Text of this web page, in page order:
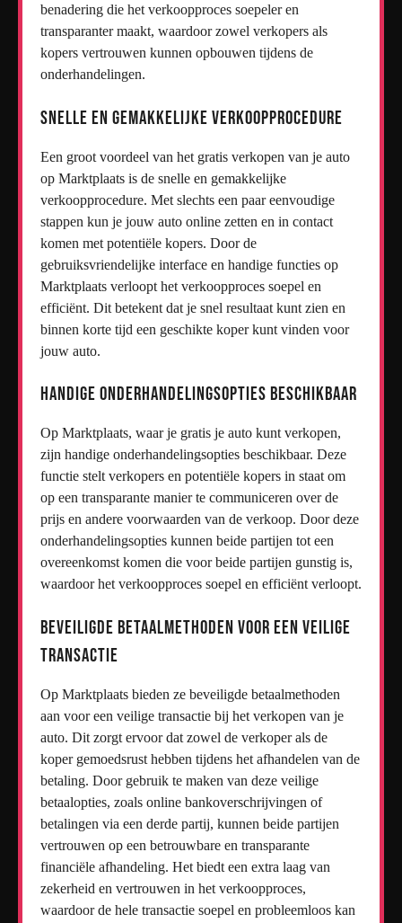
benadering die het verkoopproces soepeler en
transparanter maakt, waardoor zowel verkopers als
kopers vertrouwen kunnen opbouwen tijdens de
onderhandelingen.
Snelle en gemakkelijke verkoopprocedure
Een groot voordeel van het gratis verkopen van je auto
op Marktplaats is de snelle en gemakkelijke
verkoopprocedure. Met slechts een paar eenvoudige
stappen kun je jouw auto online zetten en in contact
komen met potentiële kopers. Door de
gebruiksvriendelijke interface en handige functies op
Marktplaats verloopt het verkoopproces soepel en
efficiënt. Dit betekent dat je snel resultaat kunt zien en
binnen korte tijd een geschikte koper kunt vinden voor
jouw auto.
Handige onderhandelingsopties beschikbaar
Op Marktplaats, waar je gratis je auto kunt verkopen,
zijn handige onderhandelingsopties beschikbaar. Deze
functie stelt verkopers en potentiële kopers in staat om
op een transparante manier te communiceren over de
prijs en andere voorwaarden van de verkoop. Door deze
onderhandelingsopties kunnen beide partijen tot een
overeenkomst komen die voor beide partijen gunstig is,
waardoor het verkoopproces soepel en efficiënt verloopt.
Beveiligde betaalmethoden voor een veilige
transactie
Op Marktplaats bieden ze beveiligde betaalmethoden
aan voor een veilige transactie bij het verkopen van je
auto. Dit zorgt ervoor dat zowel de verkoper als de
koper gemoedsrust hebben tijdens het afhandelen van de
betaling. Door gebruik te maken van deze veilige
betaalopties, zoals online bankoverschrijvingen of
betalingen via een derde partij, kunnen beide partijen
vertrouwen op een betrouwbare en transparante
financiële afhandeling. Het biedt een extra laag van
zekerheid en vertrouwen in het verkoopproces,
waardoor de hele transactie soepel en probleemloos kan